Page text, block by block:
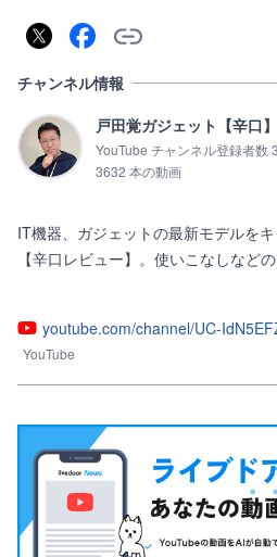
チャンネル情報
戸田覚ガジェット【辛口
YouTube チャンネル登録者数
3632 本の動画
IT機器、ガジェットの最新モデルを
【辛口レビュー】。使いこなしなど
youtube.com/channel/UC-
YouTube